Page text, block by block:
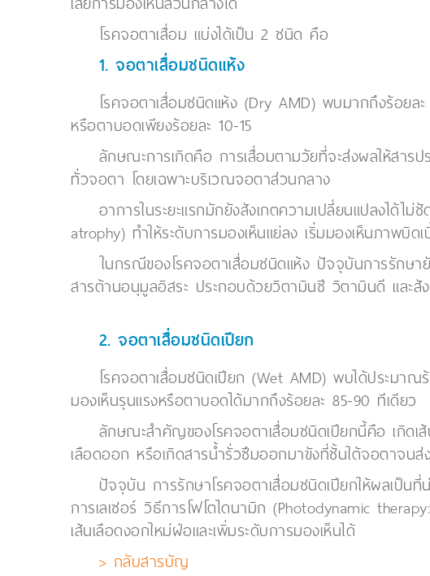
โรคจอตาเสื่อม แบ่งได้เป็น 2 ชนิด คือ
1. จอตาเสื่อมชนิดแห้ง
โรคจอตาเสื่อมชนิดแห้ง (Dry AMD) พบมากถึงร้อยล
หรือตาบอดเพียงร้อยละ 10-15
ลักษณะการเกิดคือ การเสื่อมตามวัยที่จะส่งผลให้สาร
ทั่วจอตา โดยเฉพาะบริเวณจอตาส่วนกลาง
อาการในระยะแรกมักยังสังเกตความเปลี่ยนแปลงได้ไ
atrophy) ทำให้ระดับการมองเห็นแย่ลง เริ่มมองเห็นภาพบิด
ในกรณีของโรคจอตาเสื่อมชนิดแห้ง ปัจจุบันการรักษา
สารต้านอนุมูลอิสระ ประกอบด้วยวิตามินซี วิตามินดี และสั
2. จอตาเสื่อมชนิดเปียก
โรคจอตาเสื่อมชนิดเปียก (Wet AMD) พบได้ประมาณ
มองเห็นรุนแรงหรือตาบอดได้มากถึงร้อยละ 85-90 ทีเดียว
ลักษณะสำคัญของโรคจอตาเสื่อมชนิดเปียกนี้คือ เกิดเ
เลือดออก หรือเกิดสารน้ำรั่วซึมออกมาขังที่ชั้นใต้จอตาจนส่
ปัจจุบัน การรักษาโรคจอตาเสื่อมชนิดเปียกให้ผลเป็น
การเลเซอร์ วิธีการโฟโตไดนามิก (Photodynamic
เส้นเลือดงอกใหม่ฝ่อและเพิ่มระดับการมองเห็นได้
> กลับสารบัญ